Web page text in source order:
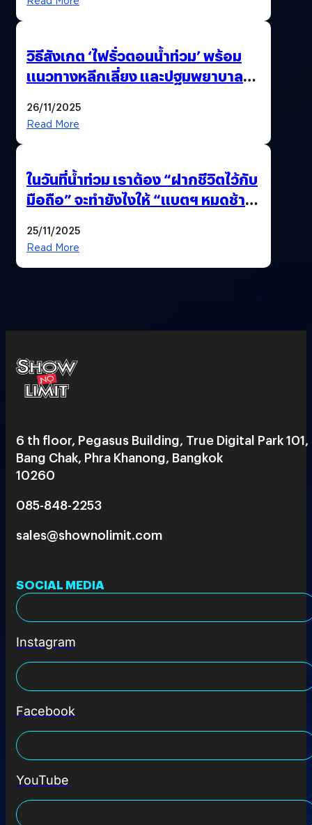
วิธีสังเกต ‘ไฟรั่วตอนน้ำท่วม’ พร้อม
แนวทางหลีกเลี่ยง และปฐมพยาบาล
26/11/2025
Read More
ในวันที่น้ำท่วม เราต้อง “ฝากชีวิตไว้กับ
มือถือ” จะทำยังไงให้ “แบตฯ หมดช้า
25/11/2025
Read More
6 th floor, Pegasus Building, True Digital Park 101,
Bang Chak, Phra Khanong, Bangkok
10260
085-848-2253
sales@shownolimit.com
SOCIAL MEDIA
Instagram
Facebook
YouTube